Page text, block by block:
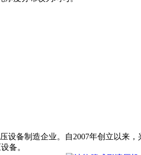
备制造企业。自2007年创立以来
备。